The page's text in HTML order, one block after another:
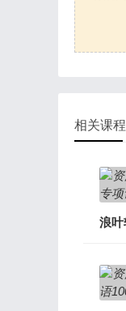
相关课程